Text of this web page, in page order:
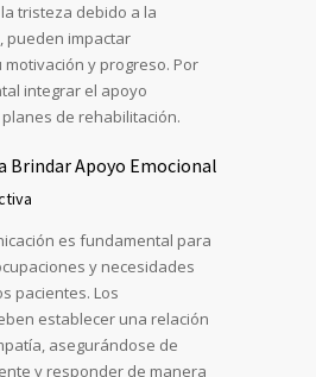
tristeza debido a la
pueden impactar
y progreso. Por
integrar el apoyo
de rehabilitación.
Brindar Apoyo Emocional
es fundamental para
y necesidades
pacientes. Los
establecer una relación
asegurándose de
y responder de manera